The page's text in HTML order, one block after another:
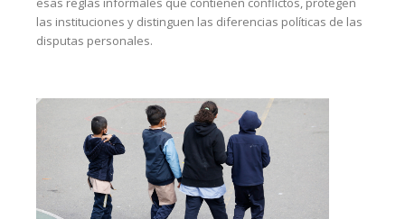
las instituciones y distinguen las diferencias políticas de las
disputas personales.